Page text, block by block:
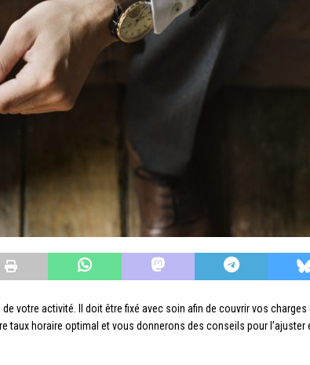
votre activité. Il doit être fixé avec soin afin de couvrir vos charges
taux horaire optimal et vous donnerons des conseils pour